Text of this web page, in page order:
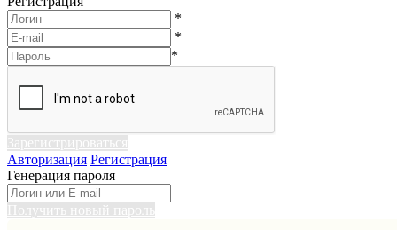
*
*
*
Зарегистрироваться
Авторизация Регистрация
Генерация пароля
Получить новый пароль